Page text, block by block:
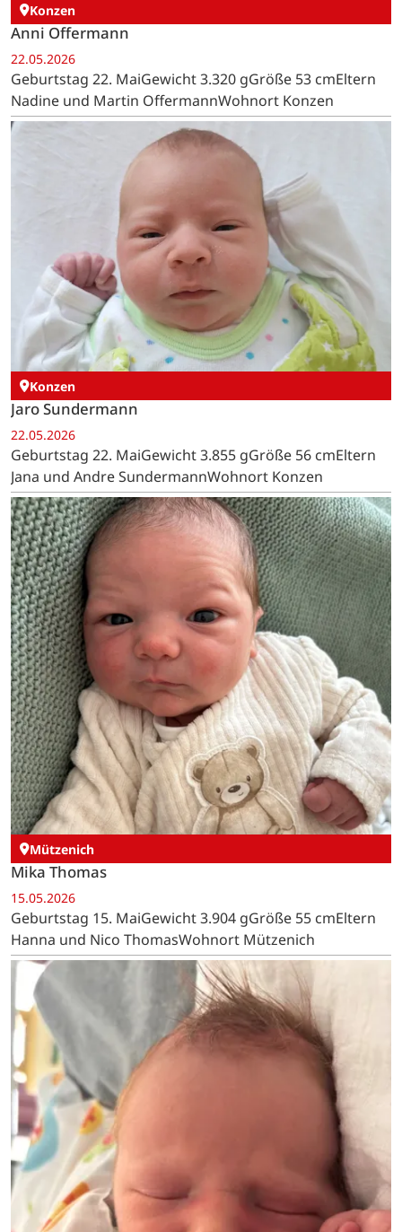
Konzen
Anni Offermann
22.05.2026
Geburtstag 22. MaiGewicht 3.320 gGröße 53 cmEltern
Nadine und Martin OffermannWohnort Konzen
Konzen
Jaro Sundermann
22.05.2026
Geburtstag 22. MaiGewicht 3.855 gGröße 56 cmEltern
Jana und Andre SundermannWohnort Konzen
Mützenich
Mika Thomas
15.05.2026
Geburtstag 15. MaiGewicht 3.904 gGröße 55 cmEltern
Hanna und Nico ThomasWohnort Mützenich